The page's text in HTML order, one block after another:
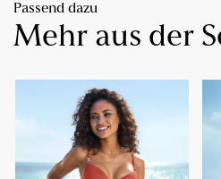
Passend dazu
Mehr aus der